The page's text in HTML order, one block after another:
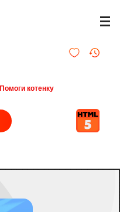
Помоги котенку